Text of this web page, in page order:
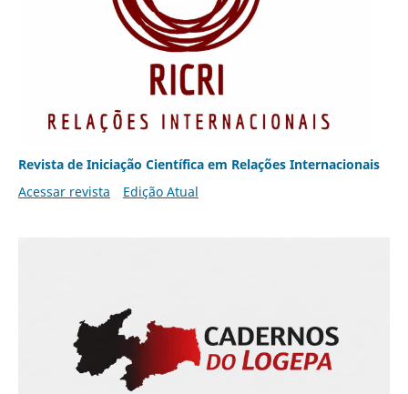
Revista de Iniciação Científica em Relações Internacionais
Acessar revista
Edição Atual